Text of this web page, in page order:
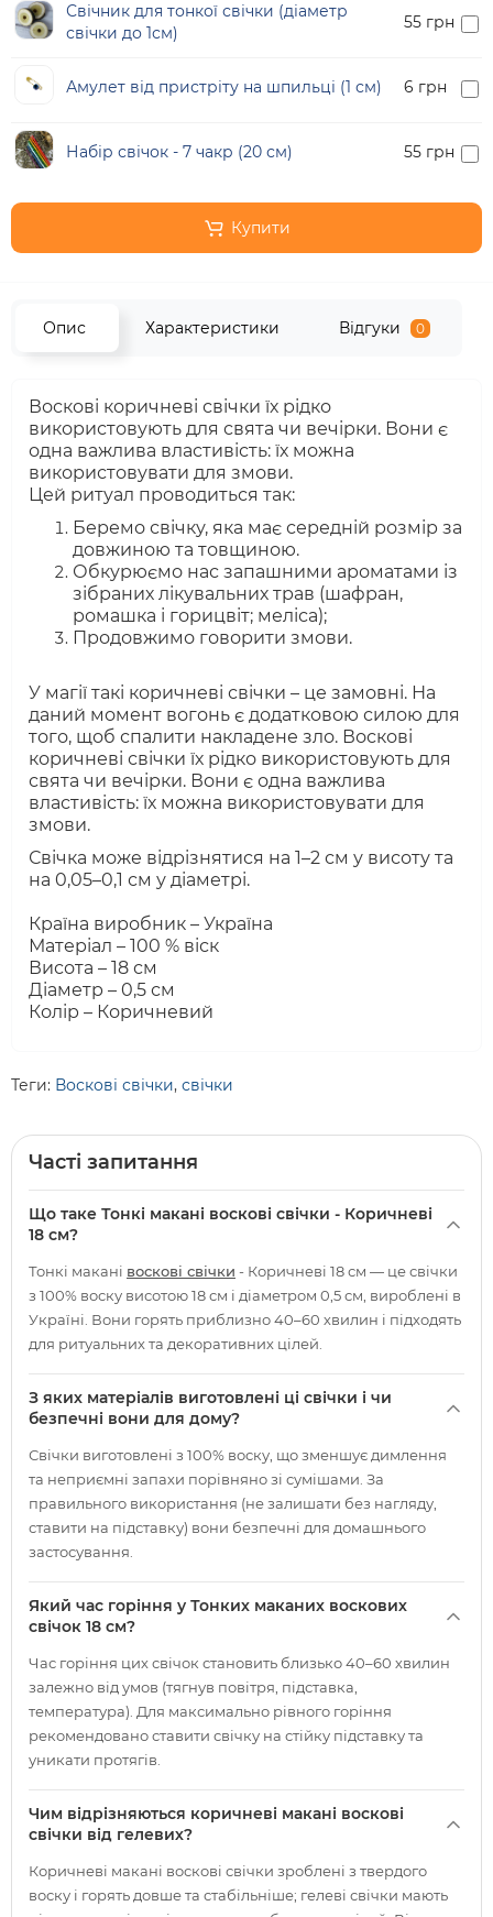
Свічник для тонкої свічки (діаметр
свічки до 1см)
55 грн
Амулет від пристріту на шпильці (1 см) 6 грн
Набір свічок - 7 чакр (20 см) 55 грн
Купити
Опис Характеристики Відгуки 0
Воскові коричневі свічки їх рідко
використовують для свята чи вечірки. Вони є
одна важлива властивість: їх можна
використовувати для змови.
Цей ритуал проводиться так:
Беремо свічку, яка має середній розмір за
довжиною та товщиною.
Обкурюємо нас запашними ароматами із
зібраних лікувальних трав (шафран,
ромашка і горицвіт; меліса);
Продовжимо говорити змови.
У магії такі коричневі свічки – це замовні. На
даний момент вогонь є додатковою силою для
того, щоб спалити накладене зло. Воскові
коричневі свічки їх рідко використовують для
свята чи вечірки. Вони є одна важлива
властивість: їх можна використовувати для
змови.
Свічка може відрізнятися на 1–2 см у висоту та
на 0,05–0,1 см у діаметрі.
Країна виробник – Україна
Матеріал – 100 % віск
Висота – 18 см
Діаметр – 0,5 см
Колір – Коричневий
Теги: Воскові свічки, свічки
Часті запитання
Що таке Тонкі макані воскові свічки - Коричневі
18 см?
Тонкі макані воскові свічки - Коричневі 18 см — це свічки
з 100% воску висотою 18 см і діаметром 0,5 см, вироблені в
Україні. Вони горять приблизно 40–60 хвилин і підходять
для ритуальних та декоративних цілей.
З яких матеріалів виготовлені ці свічки і чи
безпечні вони для дому?
Свічки виготовлені з 100% воску, що зменшує димлення
та неприємні запахи порівняно зі сумішами. За
правильного використання (не залишати без нагляду,
ставити на підставку) вони безпечні для домашнього
застосування.
Який час горіння у Тонких маканих воскових
свічок 18 см?
Час горіння цих свічок становить близько 40–60 хвилин
залежно від умов (тягнув повітря, підставка,
температура). Для максимально рівного горіння
рекомендовано ставити свічку на стійку підставку та
уникати протягів.
Чим відрізняються коричневі макані воскові
свічки від гелевих?
Коричневі макані воскові свічки зроблені з твердого
воску і горять довше та стабільніше; гелеві свічки мають